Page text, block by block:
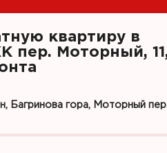
квартиру в
пер. Моторный,
Багринова гора, Моторный